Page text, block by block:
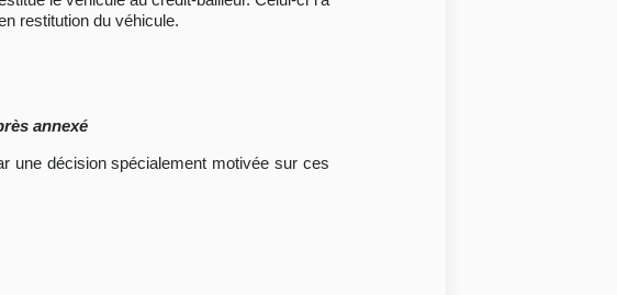
restitution du véhicule.
annexé
une décision spécialement motivée sur ces